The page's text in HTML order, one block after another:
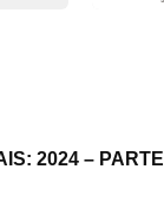
2024 –